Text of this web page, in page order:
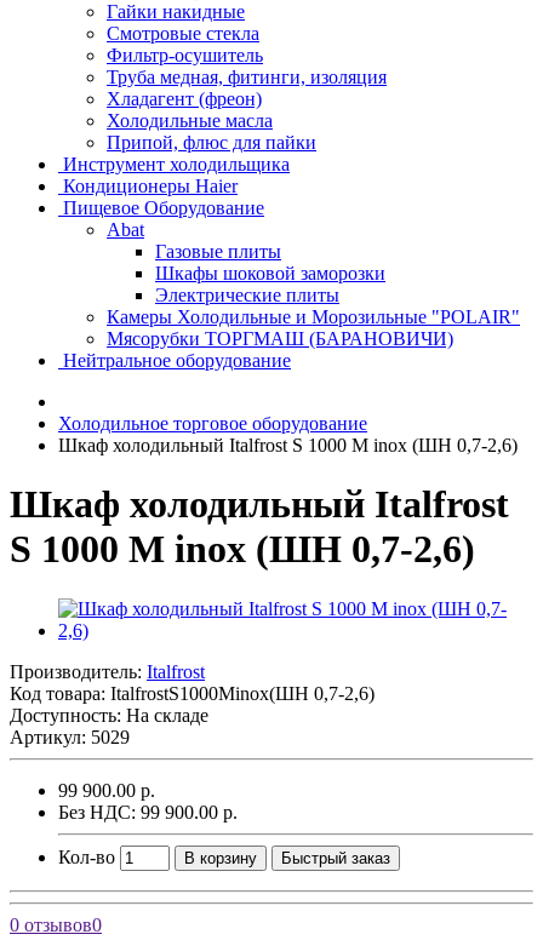
Гайки накидные
Смотровые стекла
Фильтр-осушитель
Труба медная, фитинги, изоляция
Хладагент (фреон)
Холодильные масла
Припой, флюс для пайки
Инструмент холодильщика
Кондиционеры Haier
Пищевое Оборудование
Abat
Газовые плиты
Шкафы шоковой заморозки
Электрические плиты
Камеры Холодильные и Морозильные "POLAIR"
Мясорубки ТОРГМАШ (БАРАНОВИЧИ)
Нейтральное оборудование
Холодильное торговое оборудование
Шкаф холодильный Italfrost S 1000 M inox (ШН 0,7-2,6)
Шкаф холодильный Italfrost
S 1000 M inox (ШН 0,7-2,6)
Производитель: Italfrost
Код товара: ItalfrostS1000Minox(ШН 0,7-2,6)
Доступность: На складе
Артикул: 5029
99 900.00 р.
Без НДС: 99 900.00 р.
Кол-во В корзину Быстрый заказ
0 отзывов0